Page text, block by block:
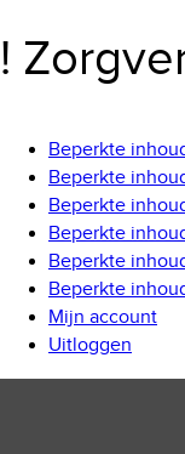
!
Beperkte
Beperkte
Beperkte
Beperkte
Beperkte
Beperkte
Mijn account
Uitloggen